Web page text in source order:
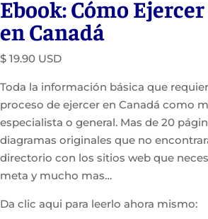
Ebook: Cómo
en Canadá
$ 19.90 USD
Toda la información básica que
proceso de ejercer en Canadá como
especialista o general. Mas de 20
diagramas originales que no
directorio con los sitios web que
meta y mucho mas…
Da clic aqui para leerlo ahora mismo: